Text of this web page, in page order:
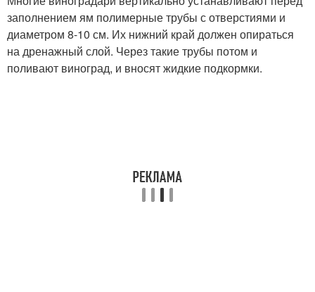
заполнением ям полимерные трубы с отверстиями и
диаметром 8-10 см. Их нижний край должен опираться
на дренажный слой. Через такие трубы потом и
поливают виноград, и вносят жидкие подкормки.